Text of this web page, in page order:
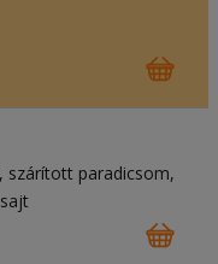
szárított paradicsom
sajt